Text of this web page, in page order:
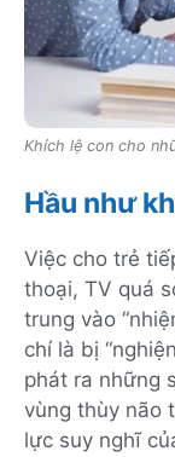
Khích lệ con cho
Hầu như
Việc cho trẻ
thoại, TV quá
trung vào
chí là bị
phát ra những
vùng thùy não
lực suy nghĩ